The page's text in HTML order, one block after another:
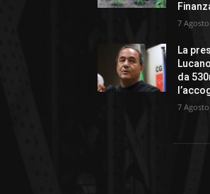
7
La
da
7